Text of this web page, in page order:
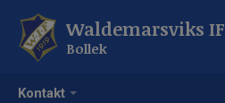
Kontakt
Waldemarsviks IF
Bollek